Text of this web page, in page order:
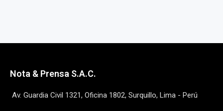
Nota & Prensa S.A.C.
Av. Guardia Civil 1321, Oficina 1802, Surquillo, Lima - Perú